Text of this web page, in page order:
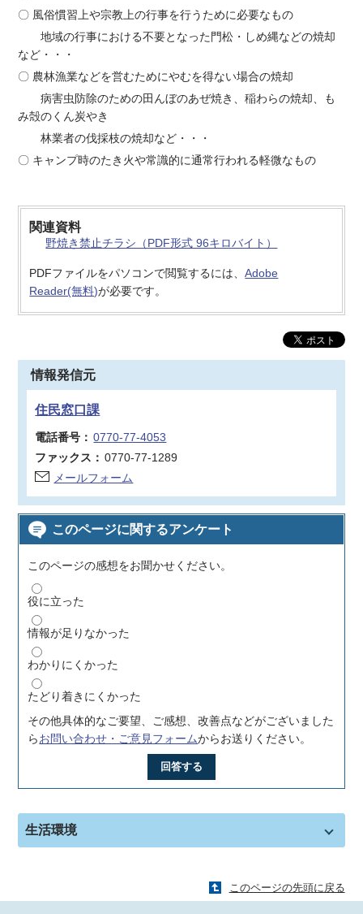
〇 風俗慣習上や宗教上の行事を行うために必要なもの
地域の行事における不要となった門松・しめ縄などの焼却
など・・・
〇 農林漁業などを営むためにやむを得ない場合の焼却
病害虫防除のための田んぼのあぜ焼き、稲わらの焼却、も
み殻のくん炭やき
林業者の伐採枝の焼却など・・・
〇 キャンプ時のたき火や常識的に通常行われる軽微なもの
関連資料
野焼き禁止チラシ（PDF形式 96キロバイト）
PDFファイルをパソコンで閲覧するには、Adobe
Reader(無料)が必要です。
情報発信元
住民窓口課
電話番号： 0770-77-4053
ファックス： 0770-77-1289
メールフォーム
このページに関するアンケート
このページの感想をお聞かせください。
役に立った
情報が足りなかった
わかりにくかった
たどり着きにくかった
その他具体的なご要望、ご感想、改善点などがございました
らお問い合わせ・ご意見フォームからお送りください。
回答する
生活環境
このページの先頭に戻る